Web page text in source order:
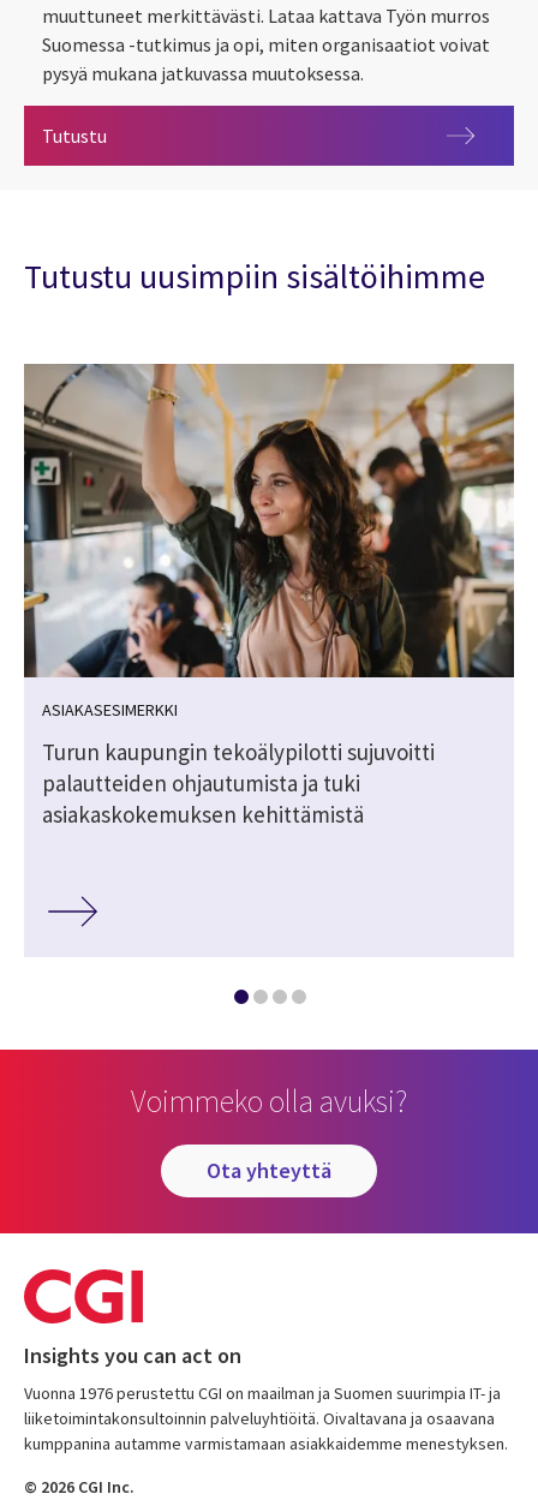
muuttuneet merkittävästi. Lataa kattava Työn murros
Suomessa -tutkimus ja opi, miten organisaatiot voivat
pysyä mukana jatkuvassa muutoksessa.
Tutustu
Tutustu uusimpiin sisältöihimme
ASIAKASESIMERKKI
Turun kaupungin tekoälypilotti sujuvoitti
palautteiden ohjautumista ja tuki
asiakaskokemuksen kehittämistä
Voimmeko olla avuksi?
ota yhteyttä
Insights you can act on
Vuonna 1976 perustettu CGI on maailman ja Suomen suurimpia IT- ja
liiketoimintakonsultoinnin palveluyhtiöitä. Oivaltavana ja osaavana
kumppanina autamme varmistamaan asiakkaidemme menestyksen.
© 2026 CGI Inc.